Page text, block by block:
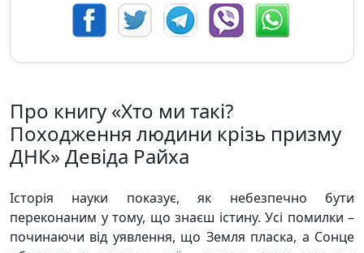
Про книгу «Хто ми такі?
Походження людини крізь призму
ДНК» Девіда Райха
Історія науки показує, як небезпечно бути
переконаним у тому, що знаєш істину. Усі помилки –
починаючи від уявлення, що Земля пласка, а Сонце